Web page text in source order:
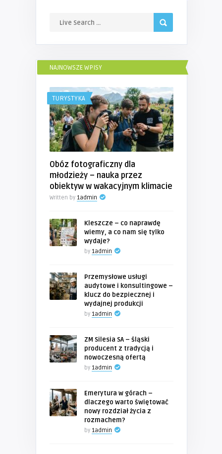
NAJNOWSZE WPISY
TURYSTYKA
Obóz fotograficzny dla
młodzieży – nauka przez
obiektyw w wakacyjnym klimacie
Written by 1admin
Kleszcze – co naprawdę
wiemy, a co nam się tylko
wydaje?
by 1admin
Przemysłowe usługi
audytowe i konsultingowe –
klucz do bezpiecznej i
wydajnej produkcji
by 1admin
ZM Silesia SA – śląski
producent z tradycją i
nowoczesną ofertą
by 1admin
Emerytura w górach –
dlaczego warto świętować
nowy rozdział życia z
rozmachem?
by 1admin